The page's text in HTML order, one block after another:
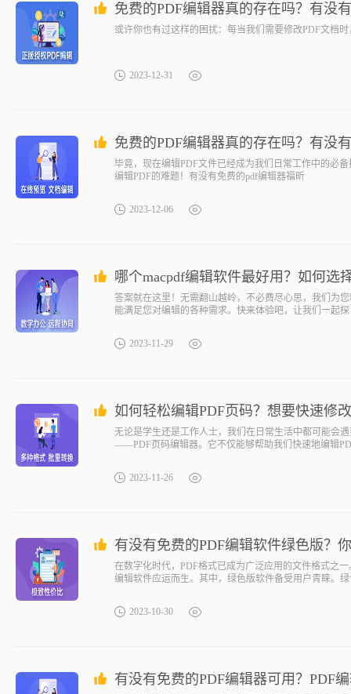
免费的PDF编辑器真的存在吗？有没
或许你也有过这样的困扰：每当我们需要修改PDF文档
2023-12-31
免费的PDF编辑器真的存在吗？有没
毕竟，现在编辑PDF文件已经成为我们日常工作中的必
编辑PDF的难题！有没有免费的pdf编辑器福昕
2023-12-06
哪个macpdf编辑软件最好用？如何选
答案就在这里！无需翻山越岭，不必费尽心思，我们为
能满足您对编辑的各种需求。快来体验吧，让我们一起探
2023-11-29
如何轻松编辑PDF页码？想要快速修
无论是学生还是工作人士，我们在日常生活中都可能会
——PDF页码编辑器。它不仅能够帮助我们快速地编辑
2023-11-26
有没有免费的PDF编辑软件绿色版？
在数字化时代，PDF格式已成为广泛应用的文件格式之
编辑软件应运而生。其中，绿色版软件备受用户青睐。
2023-10-30
有没有免费的PDF编辑器可用？PDF